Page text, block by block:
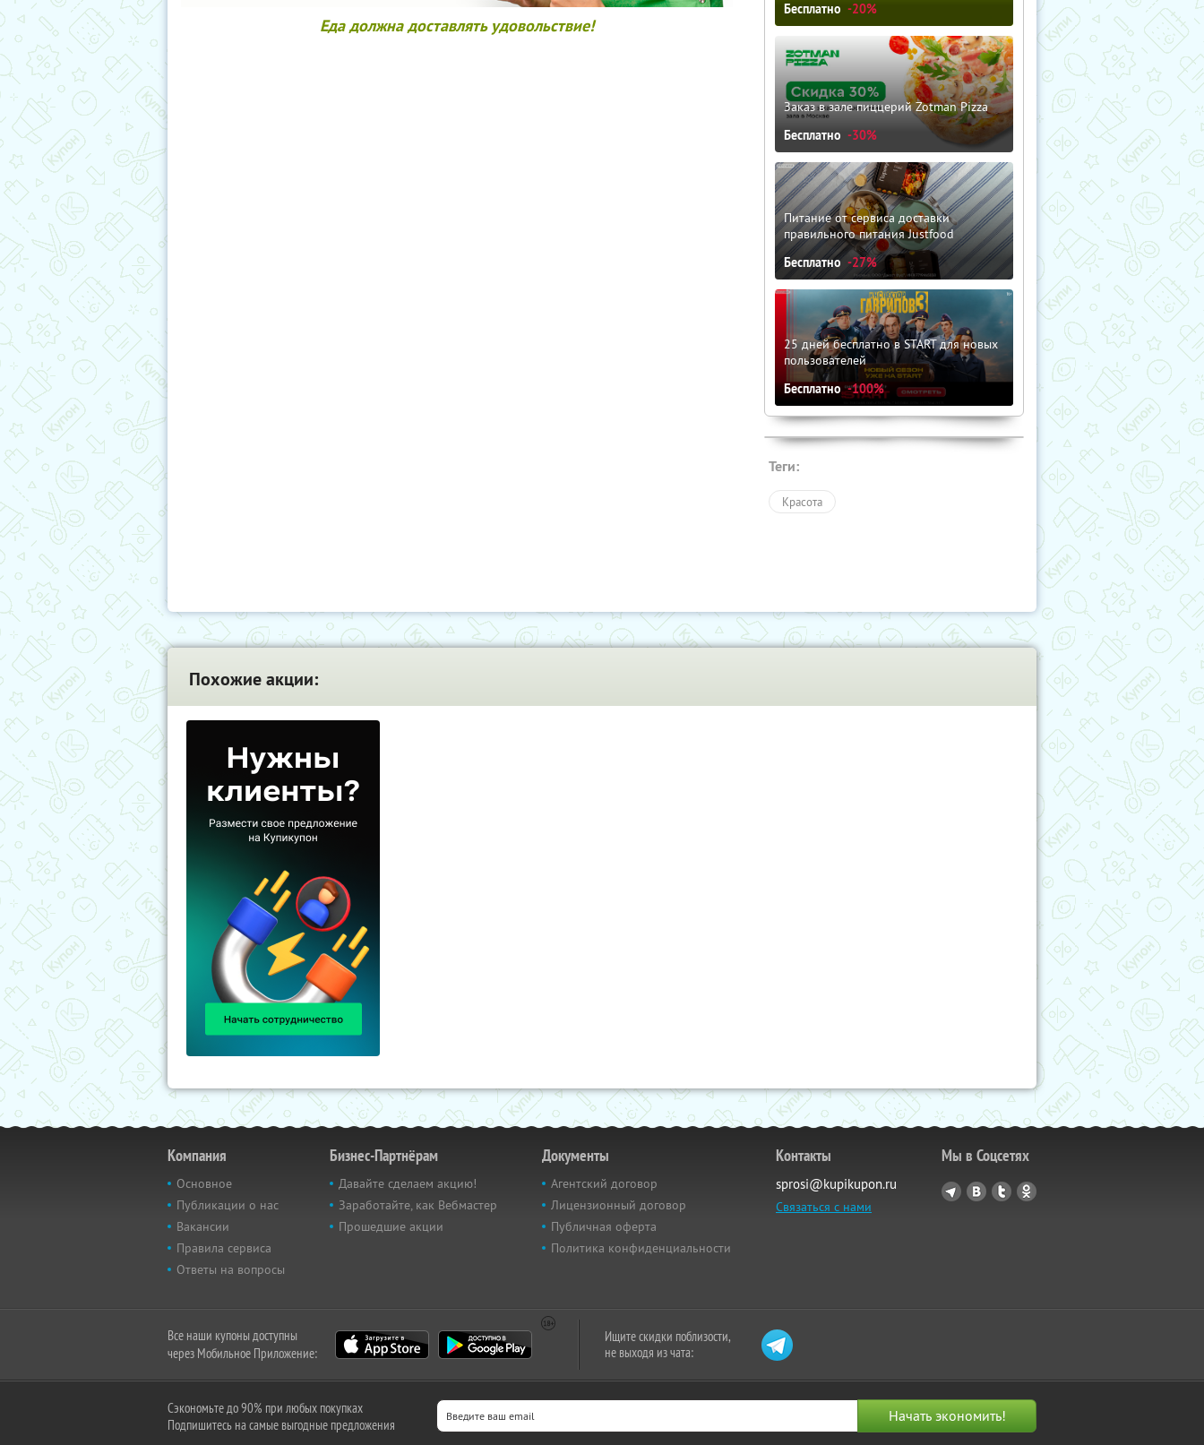
Еда должна доставлять удовольствие!
Бесплатно -20%
Заказ в зале пиццерий Zotman Pizza
Бесплатно -30%
Питание от сервиса доставки
правильного питания Justfood
Бесплатно -27%
25 дней бесплатно в START для новых
пользователей
Бесплатно -100%
Теги:
Красота
Похожие акции:
Компания
Основное
Публикации о нас
Вакансии
Правила сервиса
Ответы на вопросы
Бизнес-Партнёрам
Давайте сделаем акцию!
Заработайте, как Вебмастер
Прошедшие акции
Документы
Агентский договор
Лицензионный договор
Публичная оферта
Политика конфиденциальности
Контакты
sprosi@kupikupon.ru
Связаться с нами
Мы в Соцсетях
Все наши купоны доступны
через Мобильное Приложение:
Ищите скидки поблизости,
не выходя из чата:
Сэкономьте до 90% при любых покупках
Подпишитесь на самые выгодные предложения